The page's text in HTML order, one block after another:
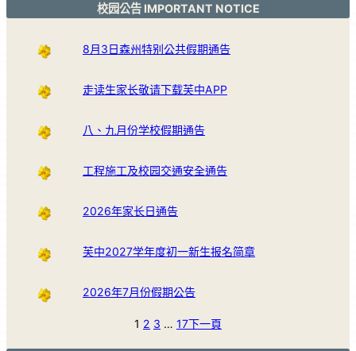
校园公告 IMPORTANT NOTICE
8月3日森州特别公共假期通告
走读生家长敬请下载芙中APP
八、九月份学校假期通告
工程施工及校园交通安全通告
2026年家长日通告
芙中2027学年度初一新生报名简章
2026年7月份假期公告
1 2 3 … 17下一頁